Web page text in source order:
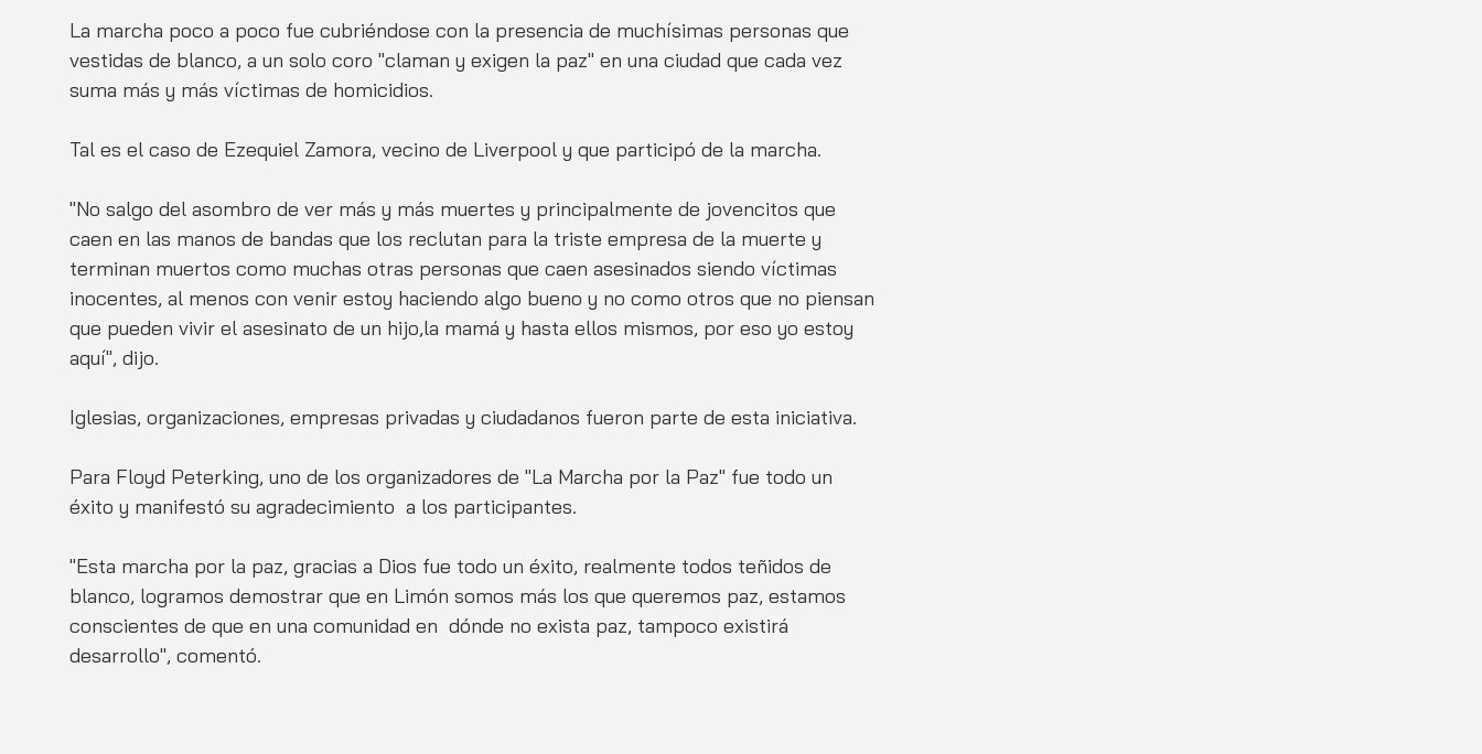
La marcha poco a poco fue cubriéndose con la presencia de muchísimas personas que
vestidas de blanco, a un solo coro "claman y exigen la paz" en una ciudad que cada vez
suma más y más víctimas de homicidios.
Tal es el caso de Ezequiel Zamora, vecino de Liverpool y que participó de la marcha.
"No salgo del asombro de ver más y más muertes y principalmente de jovencitos que
caen en las manos de bandas que los reclutan para la triste empresa de la muerte y
terminan muertos como muchas otras personas que caen asesinados siendo víctimas
inocentes, al menos con venir estoy haciendo algo bueno y no como otros que no piensan
que pueden vivir el asesinato de un hijo,la mamá y hasta ellos mismos, por eso yo estoy
aquí", dijo.
Iglesias, organizaciones, empresas privadas y ciudadanos fueron parte de esta iniciativa.
Para Floyd Peterking, uno de los organizadores de "La Marcha por la Paz" fue todo un
éxito y manifestó su agradecimiento  a los participantes.
"Esta marcha por la paz, gracias a Dios fue todo un éxito, realmente todos teñidos de
blanco, logramos demostrar que en Limón somos más los que queremos paz, estamos
conscientes de que en una comunidad en  dónde no exista paz, tampoco existirá
desarrollo", comentó.